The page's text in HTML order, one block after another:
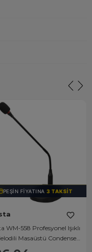
PEŞIN FIYATINA3 TAKSIT
WM-558 Profesyonel Işıklı
Masaüstü Condenser
Mikrofonu